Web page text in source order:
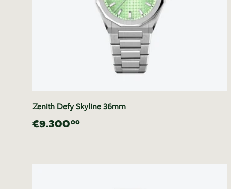
Zenith Defy Skyline 36mm
€9.30000